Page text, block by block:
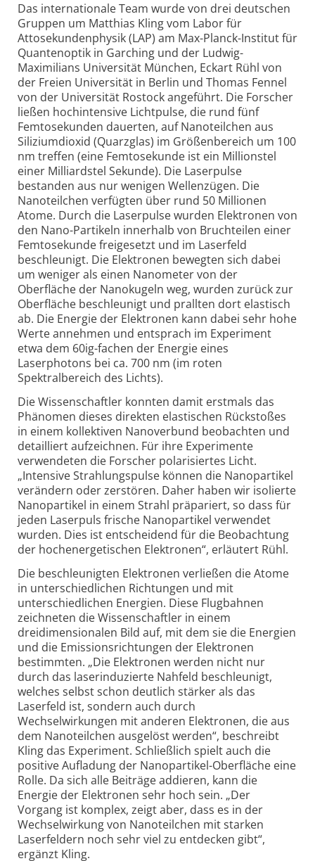
Das internationale Team wurde von drei deutschen
Gruppen um Matthias Kling vom Labor für
Attosekundenphysik (LAP) am Max-Planck-Institut für
Quantenoptik in Garching und der Ludwig-
Maximilians Universität München, Eckart Rühl von
der Freien Universität in Berlin und Thomas Fennel
von der Universität Rostock angeführt. Die Forscher
ließen hochintensive Lichtpulse, die rund fünf
Femtosekunden dauerten, auf Nanoteilchen aus
Siliziumdioxid (Quarzglas) im Größenbereich um 100
nm treffen (eine Femtosekunde ist ein Millionstel
einer Milliardstel Sekunde). Die Laserpulse
bestanden aus nur wenigen Wellenzügen. Die
Nanoteilchen verfügten über rund 50 Millionen
Atome. Durch die Laserpulse wurden Elektronen von
den Nano-Partikeln innerhalb von Bruchteilen einer
Femtosekunde freigesetzt und im Laserfeld
beschleunigt. Die Elektronen bewegten sich dabei
um weniger als einen Nanometer von der
Oberfläche der Nanokugeln weg, wurden zurück zur
Oberfläche beschleunigt und prallten dort elastisch
ab. Die Energie der Elektronen kann dabei sehr hohe
Werte annehmen und entsprach im Experiment
etwa dem 60ig-fachen der Energie eines
Laserphotons bei ca. 700 nm (im roten
Spektralbereich des Lichts).
Die Wissenschaftler konnten damit erstmals das
Phänomen dieses direkten elastischen Rückstoßes
in einem kollektiven Nanoverbund beobachten und
detailliert aufzeichnen. Für ihre Experimente
verwendeten die Forscher polarisiertes Licht.
„Intensive Strahlungspulse können die Nanopartikel
verändern oder zerstören. Daher haben wir isolierte
Nanopartikel in einem Strahl präpariert, so dass für
jeden Laserpuls frische Nanopartikel verwendet
wurden. Dies ist entscheidend für die Beobachtung
der hochenergetischen Elektronen“, erläutert Rühl.
Die beschleunigten Elektronen verließen die Atome
in unterschiedlichen Richtungen und mit
unterschiedlichen Energien. Diese Flugbahnen
zeichneten die Wissenschaftler in einem
dreidimensionalen Bild auf, mit dem sie die Energien
und die Emissionsrichtungen der Elektronen
bestimmten. „Die Elektronen werden nicht nur
durch das laserinduzierte Nahfeld beschleunigt,
welches selbst schon deutlich stärker als das
Laserfeld ist, sondern auch durch
Wechselwirkungen mit anderen Elektronen, die aus
dem Nanoteilchen ausgelöst werden“, beschreibt
Kling das Experiment. Schließlich spielt auch die
positive Aufladung der Nanopartikel-Oberfläche eine
Rolle. Da sich alle Beiträge addieren, kann die
Energie der Elektronen sehr hoch sein. „Der
Vorgang ist komplex, zeigt aber, dass es in der
Wechselwirkung von Nanoteilchen mit starken
Laserfeldern noch sehr viel zu entdecken gibt“,
ergänzt Kling.